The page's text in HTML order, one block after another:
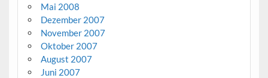
Mai 2008
Dezember 2007
November 2007
Oktober 2007
August 2007
Juni 2007